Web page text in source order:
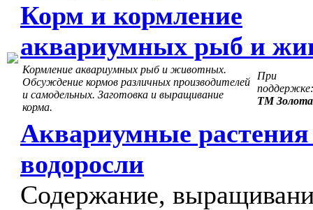
Корм и кормление
аквариумных рыб и
Кормление аквариумных рыб и животных.
Обсуждение кормов различных производителей
и самодельных. Заготовка и выращивание
корма.
При
поддержке:
ТМ
Аквариумные
водоросли
Содержание,